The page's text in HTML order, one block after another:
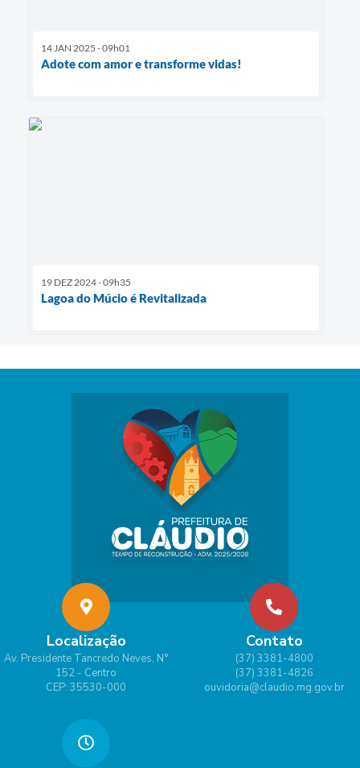
14 JAN 2025 - 09h01
Adote com amor e transforme vidas!
19 DEZ 2024 - 09h35
Lagoa do Múcio é Revitalizada
Localização
Av. Presidente Tancredo Neves, N°
152 - Centro
CEP: 35530-000
Contato
(37) 3381-4800
(37) 3381-4826
ouvidoria@claudio.mg.gov.br